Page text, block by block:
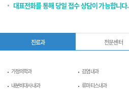
대표전화를 통해 당일 접수 상담이 가능합니다.
진료과 전문센터
가정의학과 감염내과
내분비대사내과
류마티스내과